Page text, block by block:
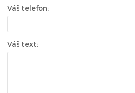
Váš telefon:
Váš text: